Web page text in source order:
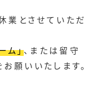
業とさせていただ
ム」、または留守
願いいたします。